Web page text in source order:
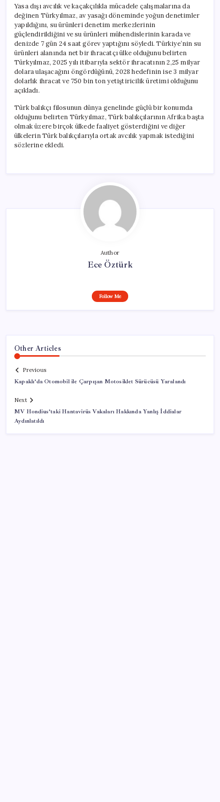
Yasa dışı avcılık ve kaçakçılıkla mücadele çalışmalarına da
değinen Türkyılmaz, av yasağı döneminde yoğun denetimler
yapıldığını, su ürünleri denetim merkezlerinin
güçlendirildiğini ve su ürünleri mühendislerinin karada ve
denizde 7 gün 24 saat görev yaptığını söyledi. Türkiye’nin su
ürünleri alanında net bir ihracatçı ülke olduğunu belirten
Türkyılmaz, 2025 yılı itibarıyla sektör ihracatının 2,25 milyar
dolara ulaşacağını öngördüğünü, 2028 hedefinin ise 3 milyar
dolarlık ihracat ve 750 bin ton yetiştiricilik üretimi olduğunu
açıkladı.
Türk balıkçı filosunun dünya genelinde güçlü bir konumda
olduğunu belirten Türkyılmaz, Türk balıkçılarının Afrika başta
olmak üzere birçok ülkede faaliyet gösterdiğini ve diğer
ülkelerin Türk balıkçılarıyla ortak avcılık yapmak istediğini
sözlerine ekledi.
Author
Ece Öztürk
Follow Me
Other Articles
Previous
Kapaklı’da Otomobil ile Çarpışan Motosiklet Sürücüsü Yaralandı
Next
MV Hondius’taki Hantavirüs Vakaları Hakkında Yanlış İddialar
Aydınlatıldı